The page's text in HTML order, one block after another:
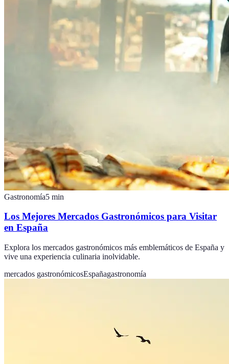
Gastronomía5 min
Los Mejores Mercados Gastronómicos para Visitar
en España
Explora los mercados gastronómicos más emblemáticos de España y
vive una experiencia culinaria inolvidable.
mercados gastronómicosEspañagastronomía